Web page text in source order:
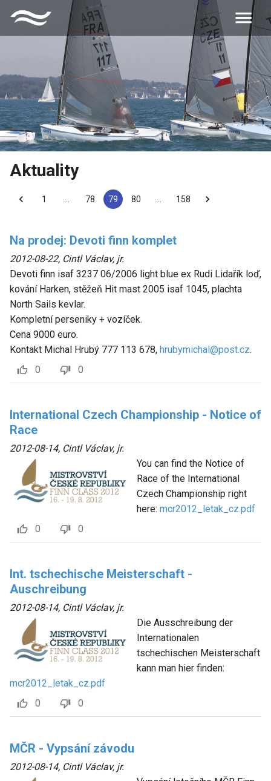
Aktuality
1 78 79 80 158
Na prodej: Devoti finn komplet
2012-08-22, Cintl Václav, jr.
Devoti finn isaf 3237 06/2006 light blue ex Rudi Lidařík loď,
kování Harken, stěžeň Hit mast 2005 isaf 1045, plachta
North Sails kevlar.
Kompletní perseniky + vozíček.
Cena 9000 euro.
Kontakt Michal Hrubý 777 113 678, hrubymichal@post.cz.
0
0
International Czech Championship - Notice of
Race
2012-08-14, Cintl Václav, jr.
You can find the Notice of
Race of the International
Czech Championship right
here: mcr2012_letak_cz.pdf
0
0
Int. tschechische Meisterschaft -
Auschreibung
2012-08-14, Cintl Václav, jr.
Die Ausschreibung der
Internationalen
tschechischen Meisterschaft
kann man hier finden:
mcr2012_letak_cz.pdf
0
0
MČR - Vypsání závodu
2012-08-14, Cintl Václav, jr.